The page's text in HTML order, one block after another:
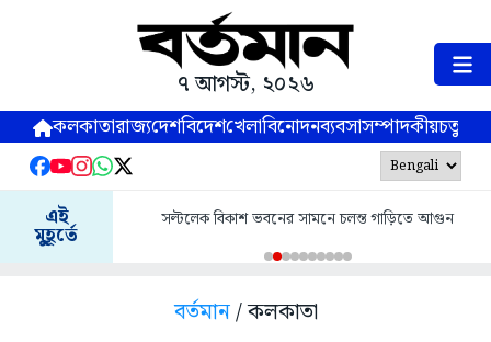
৭ আগস্ট, ২০২৬
কলকাতারাজ্যদেশবিদেশখেলাবিনোদনব্যবসাসম্পাদকীয়
এই
মুহূর্তে
সল্টলেক বিকাশ ভবনের সামনে চলন্ত গাড়িতে আগুন
বর্তমান/ কলকাতা